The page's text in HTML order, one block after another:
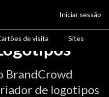
de visita Sites
Iniciar sessão
BrandCrowd
de logotipos